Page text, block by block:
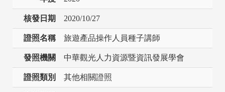
核發日期 2020/10/27
證照名稱 旅遊產品操作人員種子講師
發照機關 中華觀光人力資源暨資訊發展學會
證照類別 其他相關證照